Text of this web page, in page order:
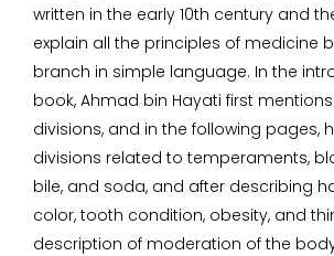
written in the early 10th century and
explain all the principles of medicine
branch in simple language. In the
book, Ahmad bin Hayati first
divisions, and in the following pages,
divisions related to temperaments,
bile, and soda, and after describing
color, tooth condition, obesity, and
description of moderation of the